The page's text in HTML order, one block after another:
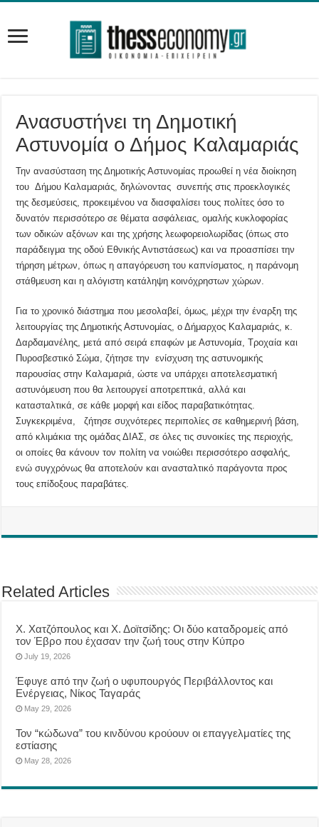
Ανασυστήνει τη Δημοτική
Αστυνομία ο Δήμος Καλαμαριάς
Την ανασύσταση της Δημοτικής Αστυνομίας προωθεί η νέα διοίκηση
του Δήμου Καλαμαριάς, δηλώνοντας συνεπής στις προεκλογικές
της δεσμεύσεις, προκειμένου να διασφαλίσει τους πολίτες όσο το
δυνατόν περισσότερο σε θέματα ασφάλειας, ομαλής κυκλοφορίας
των οδικών αξόνων και της χρήσης λεωφορειολωρίδας (όπως στο
παράδειγμα της οδού Εθνικής Αντιστάσεως) και να προασπίσει την
τήρηση μέτρων, όπως η απαγόρευση του καπνίσματος, η παράνομη
στάθμευση και η αλόγιστη κατάληψη κοινόχρηστων χώρων.
Για το χρονικό διάστημα που μεσολαβεί, όμως, μέχρι την έναρξη της
λειτουργίας της Δημοτικής Αστυνομίας, ο Δήμαρχος Καλαμαριάς, κ.
Δαρδαμανέλης, μετά από σειρά επαφών με Αστυνομία, Τροχαία και
Πυροσβεστικό Σώμα, ζήτησε την ενίσχυση της αστυνομικής
παρουσίας στην Καλαμαριά, ώστε να υπάρχει αποτελεσματική
αστυνόμευση που θα λειτουργεί αποτρεπτικά, αλλά και
κατασταλτικά, σε κάθε μορφή και είδος παραβατικότητας.
Συγκεκριμένα, ζήτησε συχνότερες περιπολίες σε καθημερινή βάση,
από κλιμάκια της ομάδας ΔΙΑΣ, σε όλες τις συνοικίες της περιοχής,
οι οποίες θα κάνουν τον πολίτη να νοιώθει περισσότερο ασφαλής,
ενώ συγχρόνως θα αποτελούν και ανασταλτικό παράγοντα προς
τους επίδοξους παραβάτες.
Related Articles
Χ. Χατζόπουλος και Χ. Δοϊτσίδης: Οι δύο καταδρομείς από
τον Έβρο που έχασαν την ζωή τους στην Κύπρο
July 19, 2026
Έφυγε από την ζωή ο υφυπουργός Περιβάλλοντος και
Ενέργειας, Νίκος Ταγαράς
May 29, 2026
Τον “κώδωνα” του κινδύνου κρούουν οι επαγγελματίες της
εστίασης
May 28, 2026